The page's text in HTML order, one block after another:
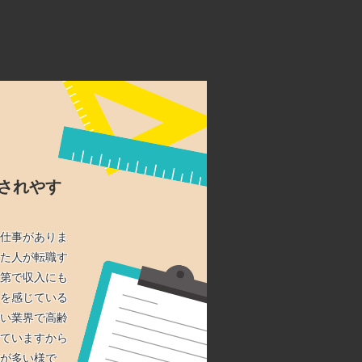
れやす
事がありま
人が転職す
で収入にも
感じている
業界で高齢
いますから
多い様で